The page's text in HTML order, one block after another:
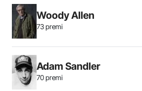
Woody Allen
73 premi
Adam Sandler
70 premi